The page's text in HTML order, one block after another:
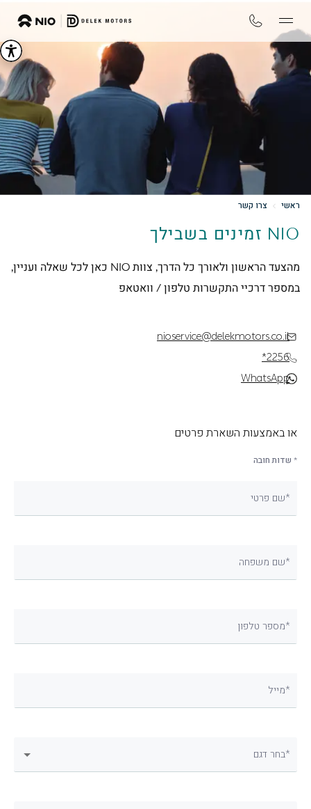
ראשי צרו קשר
NIO זמינים בשבילך
מהצעד הראשון ולאורך כל הדרך, צוות NIO כאן לכל שאלה ועניין,
במספר דרכיי התקשרות טלפון / וואטאפ
WhatsApp
*2256
nioservice@delekmotors.co.il
או באמצעות השארת פרטים
* שדות חובה
שם פרטי*
שם משפחה*
מספר טלפון*
מייל*
בחר דגם*